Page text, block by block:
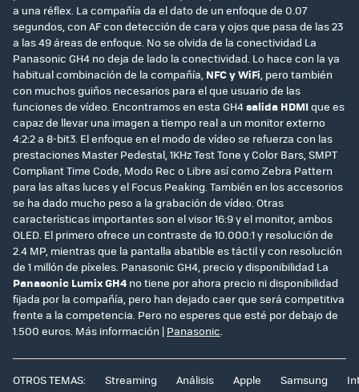
a una réflex. La compañía da el dato de un enfoque de 0.07
segundos, con AF con detección de cara y ojos que pasa de las 23
a las 49 áreas de enfoque. No se olvida de la conectividad La
Panasonic GH4 no deja de lado la conectividad. Lo hace con la ya
habitual combinación de la compañía, NFC y WiFi, pero también
con muchos guiños necesarios para el que usuario de las
funciones de vídeo. Encontramos en esta GH4salida HDMIque es
capaz de llevar una imagen a tiempo real a un monitor externo
4:2:2 a 8-bit3. El enfoque en el modo de vídeo se refuerza con las
prestaciones Master Pedestal, 1KHz Test Tone y Color Bars, SMPT
Compliant Time Code, Modo Rec o Libre así como Zebra Pattern
para las altas luces y el Focus Peaking. También en los accesorios
se ha dado mucho peso a la grabación de vídeo. Otras
características importantes son el visor 16:9 y el monitor, ambos
OLED. El primero ofrece un contraste de 10.000:1 y resolución de
2.4 MP, mientras que la pantalla abatible es táctil y con resolución
de 1 millón de píxeles. Panasonic GH4, precio y disponibilidad La
Panasonic Lumix GH4 no tiene por ahora precio ni disponibilidad
fijada por la compañía, pero han dejado caer que será competitiva
frente a la competencia. Pero no esperes que esté por debajo de
1.500 euros. Más información | Panasonic.
OTROS TEMAS: Streaming Análisis Apple Samsung